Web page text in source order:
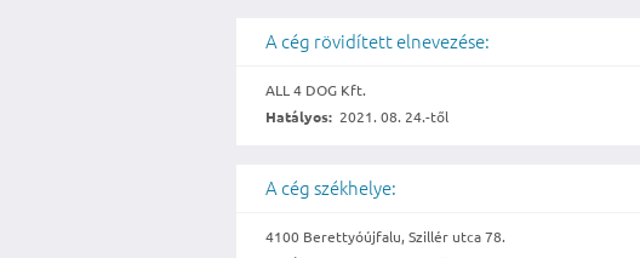
A cég rövidített elnevezése:
ALL 4 DOG Kft.
Hatályos: 2021. 08. 24.-től
A cég székhelye:
4100 Berettyóújfalu, Szillér utca 78.